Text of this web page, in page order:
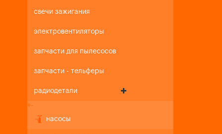
свечи зажигания
электровентиляторы
запчасти для пылесосов
запчасти - тельферы
радиодетали
+-
насосы